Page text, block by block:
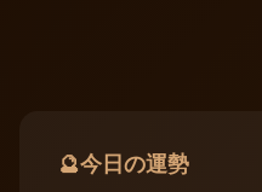
🔮今日の運勢